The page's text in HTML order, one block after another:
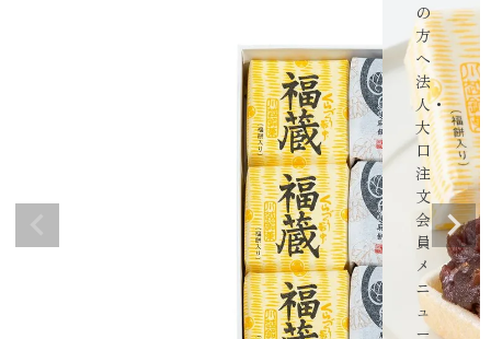
の
方
へ
法
人・
大
口
注
文
会
員
メ
ニ
ュ
ー